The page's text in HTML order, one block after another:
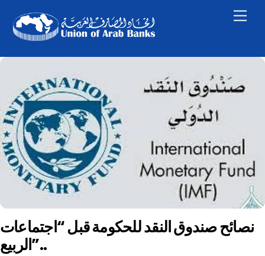
content
نصائح صندوق النقد للحكومة قبل “اجتماعات
الربيع”..